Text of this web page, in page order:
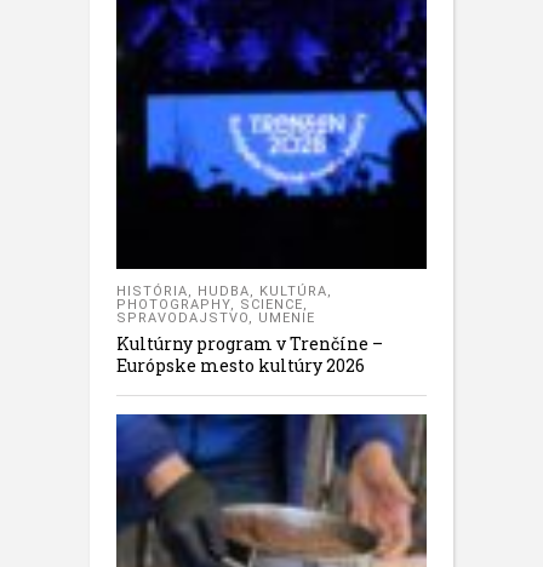
HISTÓRIA, HUDBA, KULTÚRA,
PHOTOGRAPHY, SCIENCE,
SPRAVODAJSTVO, UMENIE
Kultúrny program v Trenčíne –
Európske mesto kultúry 2026